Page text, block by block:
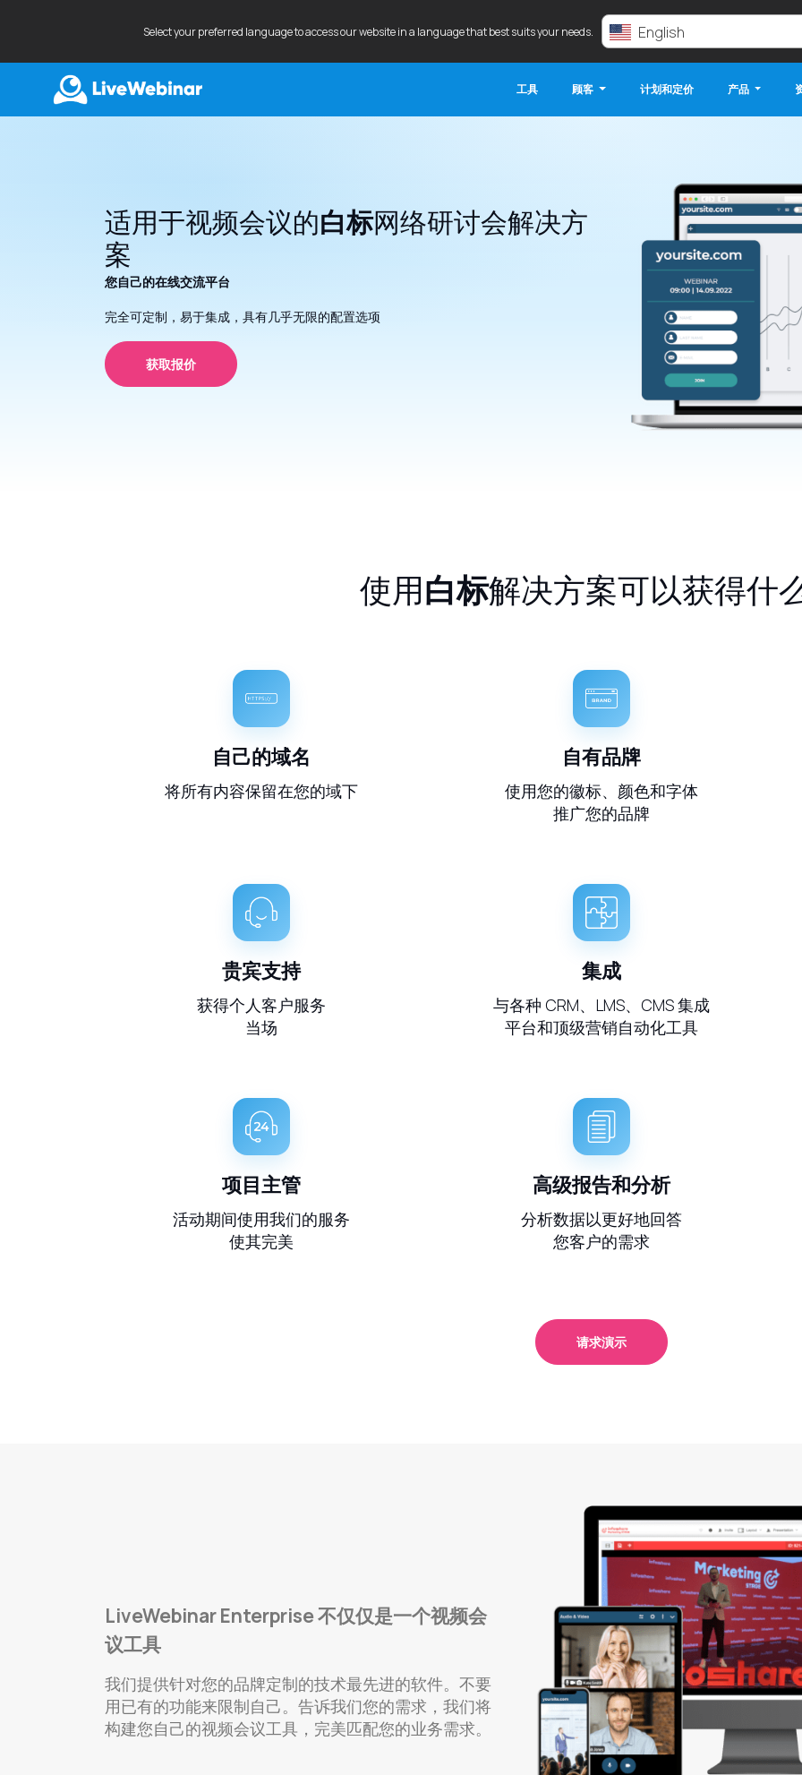
Select your preferred language to access our website in a language that best suits your needs. English
工具 顾客 计划和定价 产品
适用于视频会议的白标网络研讨会解决方
案
您自己的在线交流平台
完全可定制，易于集成，具有几乎无限的配置选项
获取报价
使用白标解决方案可以获得什
自己的域名
将所有内容保留在您的域下
自有品牌
使用您的徽标、颜色和字体
推广您的品牌
贵宾支持
获得个人客户服务
当场
集成
与各种 CRM、LMS、CMS 集成
平台和顶级营销自动化工具
项目主管
活动期间使用我们的服务
使其完美
高级报告和分析
分析数据以更好地回答
您客户的需求
请求演示
LiveWebinar Enterprise 不仅仅是一个视频会
议工具
我们提供针对您的品牌定制的技术最先进的软件。不要
用已有的功能来限制自己。告诉我们您的需求，我们将
构建您自己的视频会议工具，完美匹配您的业务需求。